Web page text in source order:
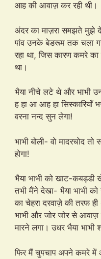
आह की आवाज़ कर रही थी।
अंदर का माज़रा समझते मुझे
पांव उनके बेडरूम तक चला
रहा था, जिस कारण कमरे का
था।
भैया नीचे लटे थे और
ह हा आ आह हा सिस्कारियाँ
वरना नन्द सुन लेगा!
भाभी बोली- वो मादरचोद
होगा!
भैया भाभी को खाट-कबड्डी
तभी मैंने देखा- भैया भाभी
का चेहरा दरवाज़े की तरफ
भाभी और जोर जोर से
मारने लगा। उधर भैया भाभी
फिर मैं चुपचाप अपने कमरे